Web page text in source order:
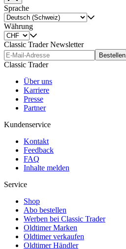
Sprache
Währung
Classic Trader Newsletter
Bestellen
Classic Trader
Über uns
Karriere
Presse
Partner
Kundenservice
Kontakt
Feedback
FAQ
Inhalte melden
Service
Shop
Abo bestellen
Werben bei Classic Trader
Oldtimer Marken
Oldtimer verkaufen
Oldtimer Händler